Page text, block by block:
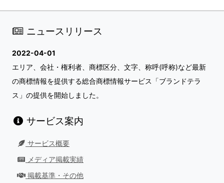
ニュースリリース
2022-04-01
エリア、会社・権利者、商標区分、文字、称呼(呼称)など最新
の商標情報を提供する総合商標情報サービス「ブランドテラ
ス」の提供を開始しました。
サービス案内
サービス概要
メディア掲載実績
掲載基準・その他